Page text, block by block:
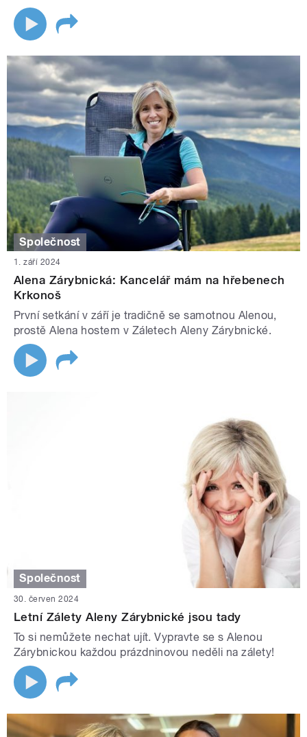
Společnost
1. září 2024
Alena Zárybnická: Kancelář mám na hřebenech
Krkonoš
První setkání v září je tradičně se samotnou Alenou,
prostě Alena hostem v Záletech Aleny Zárybnické.
Společnost
30. červen 2024
Letní Zálety Aleny Zárybnické jsou tady
To si nemůžete nechat ujít. Vypravte se s Alenou
Zárybnickou každou prázdninovou neděli na zálety!